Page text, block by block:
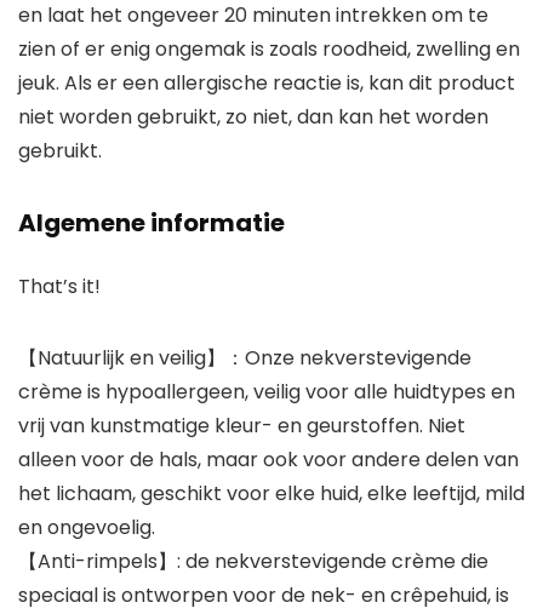
en laat het ongeveer 20 minuten intrekken om te
zien of er enig ongemak is zoals roodheid, zwelling en
jeuk. Als er een allergische reactie is, kan dit product
niet worden gebruikt, zo niet, dan kan het worden
gebruikt.
Algemene informatie
That’s it!
【Natuurlijk en veilig】：Onze nekverstevigende
crème is hypoallergeen, veilig voor alle huidtypes en
vrij van kunstmatige kleur- en geurstoffen. Niet
alleen voor de hals, maar ook voor andere delen van
het lichaam, geschikt voor elke huid, elke leeftijd, mild
en ongevoelig.
【Anti-rimpels】: de nekverstevigende crème die
speciaal is ontworpen voor de nek- en crêpehuid, is